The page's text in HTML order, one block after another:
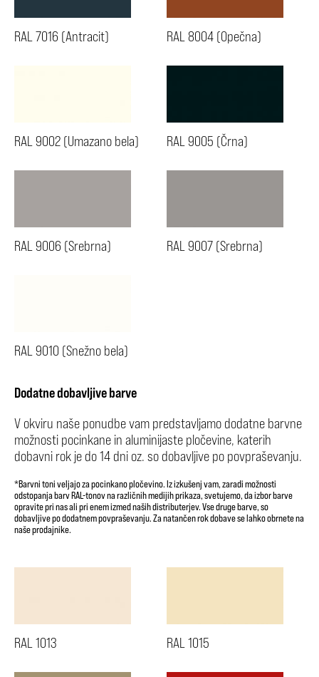
RAL 7016 (Antracit) RAL 8004 (Opečna)
RAL 9002 (Umazano bela) RAL 9005 (Črna)
RAL 9006 (Srebrna) RAL 9007 (Srebrna)
RAL 9010 (Snežno bela)
Dodatne dobavljive barve
V okviru naše ponudbe vam predstavljamo dodatne barvne
možnosti pocinkane in aluminijaste pločevine, katerih
dobavni rok je do 14 dni oz. so dobavljive po povpraševanju.
*Barvni toni veljajo za pocinkano pločevino. Iz izkušenj vam, zaradi možnosti
odstopanja barv RAL-tonov na različnih medijih prikaza, svetujemo, da izbor barve
opravite pri nas ali pri enem izmed naših distributerjev. Vse druge barve, so
dobavljive po dodatnem povpraševanju. Za natančen rok dobave se lahko obrnete na
naše prodajnike.
RAL 1013 RAL 1015